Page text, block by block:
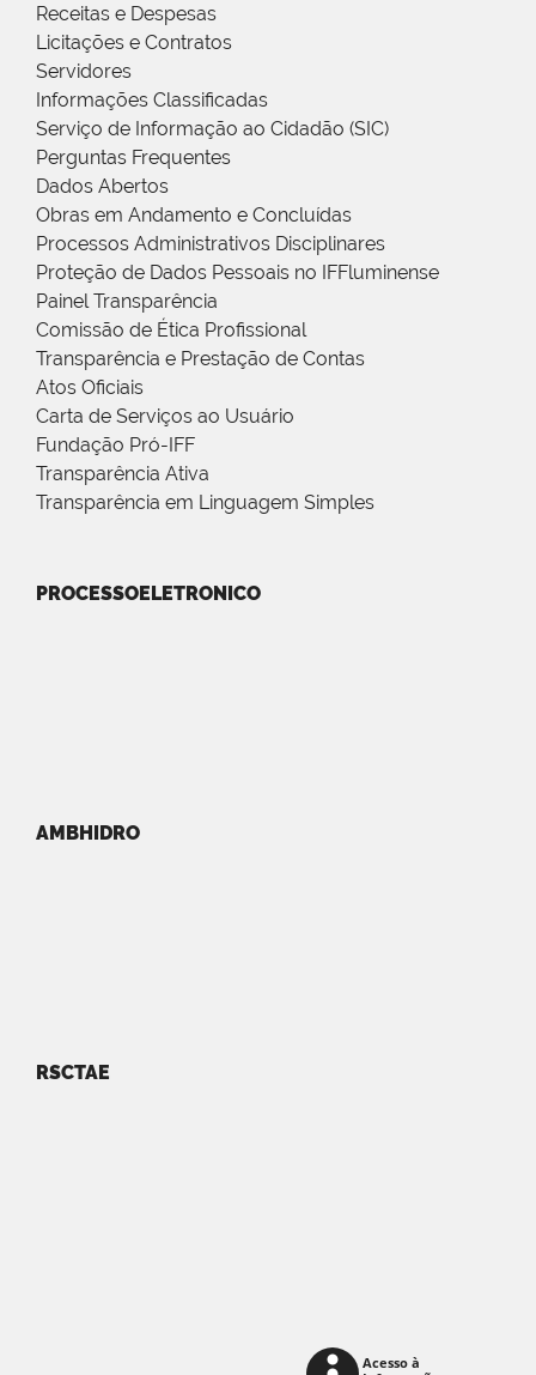
Receitas e Despesas
Licitações e Contratos
Servidores
Informações Classificadas
Serviço de Informação ao Cidadão (SIC)
Perguntas Frequentes
Dados Abertos
Obras em Andamento e Concluídas
Processos Administrativos Disciplinares
Proteção de Dados Pessoais no IFFluminense
Painel Transparência
Comissão de Ética Profissional
Transparência e Prestação de Contas
Atos Oficiais
Carta de Serviços ao Usuário
Fundação Pró-IFF
Transparência Ativa
Transparência em Linguagem Simples
PROCESSOELETRONICO
AMBHIDRO
RSCTAE